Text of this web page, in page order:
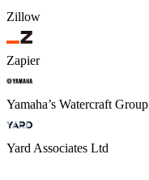
Zillow
Zapier
Yamaha’s Watercraft Group
Yard Associates Ltd